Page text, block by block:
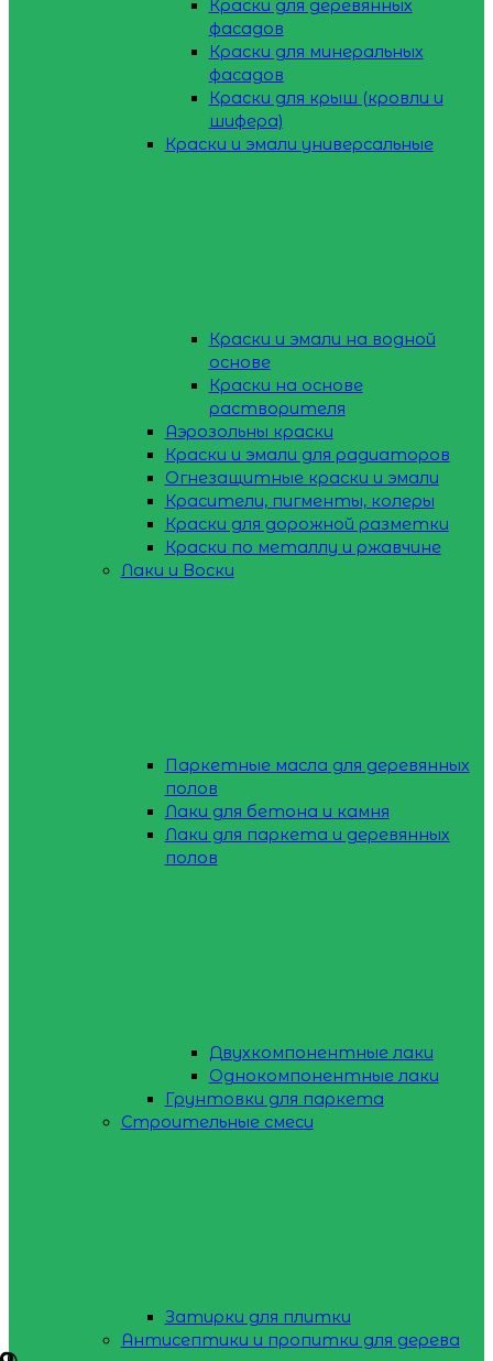
Краски для деревянных
фасадов
Краски для минеральных
фасадов
Краски для крыш (кровли и
шифера)
Краски и эмали универсальные
Краски и эмали на водной
основе
Краски на основе
растворителя
Аэрозольны краски
Краски и эмали для радиаторов
Огнезащитные краски и эмали
Красители, пигменты, колеры
Краски для дорожной разметки
Краски по металлу и ржавчине
Лаки и Воски
Паркетные масла для деревянных
полов
Лаки для бетона и камня
Лаки для паркета и деревянных
полов
Двухкомпонентные лаки
Однокомпонентные лаки
Грунтовки для паркета
Строительные смеси
Затирки для плитки
Антисептики и пропитки для дерева